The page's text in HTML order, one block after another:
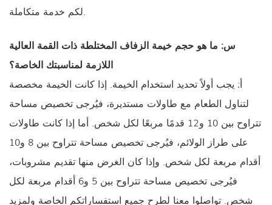
لكم خدمة متكاملة.
س: ما هو حجم خيمة الزفاف المختلطة ذات القمة العالية
اللازمة لمناسبتك الخاصة؟
أ: يجب أولاً تحديد استخدام الخيمة. إذا كانت الخيمة مخصصة
لتناول الطعام مع طاولات مستديرة، فيُرجى تخصيص مساحة
تتراوح بين 10 و12 قدمًا مربعًا لكل شخص. أما إذا كانت طاولات
على طراز الولائم، فيُرجى تخصيص مساحة تتراوح بين 8 و10
أقدام مربعة لكل شخص. وإذا كان الغرض منها تقديم مشروبات،
فيُرجى تخصيص مساحة تتراوح بين 5 و6 أقدام مربعة لكل
شخص. تواصلوا معنا لطرح جميع استفساراتكم الخاصة ولمزيد